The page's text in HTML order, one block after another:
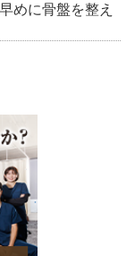
めに骨盤を整え